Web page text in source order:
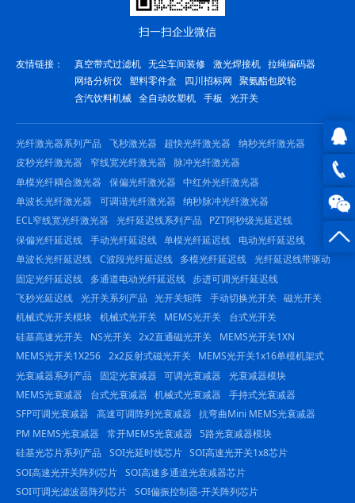
QQ在
线咨
0816
扫一扫企业微信
友情链接： 真空带式过滤机 无尘车间装修 激光焊接机 拉绳编码器
网络分析仪 塑料零件盒 四川招标网
聚氨酯包胶轮
含汽饮料机械 全自动吹塑机 手板 光开关
光纤激光器系列产品 飞秒激光器 超快光纤激光器
纳秒光纤激光器
皮秒光纤激光器
窄线宽光纤激光器
脉冲光纤激光器
单模光纤耦合激光器
保偏光纤激光器 中红外光纤激光器
单波长光纤激光器
可调谐光纤激光器 纳秒脉冲光纤激光器
ECL窄线宽光纤激光器
光纤延迟线系列产品
PZT阿秒级光延迟线
保偏光纤延迟线 手动光纤延迟线 单模光纤延迟线
电动光纤延迟线
单波长光纤延迟线 C波段光纤延迟线 多模光纤延迟线 光纤延迟线带驱动
固定光纤延迟线
多通道电动光纤延迟线 步进可调光纤延迟线
飞秒光延迟线 光开关系列产品 光开关矩阵 手动切换光开关 磁光开关
机械式光开关模块 机械式光开关 MEMS光开关
台式光开关
硅基高速光开关
NS光开关 2x2直通磁光开关
MEMS光开关1XN
MEMS光开关1X256 2x2反射式磁光开关
MEMS光开关1x16单模机架式
光衰减器系列产品
固定光衰减器 可调光衰减器
光衰减器模块
MEMS光衰减器
台式光衰减器 机械式光衰减器
手持式光衰减器
SFP可调光衰减器
高速可调阵列光衰减器 抗弯曲Mini MEMS光衰减器
PM MEMS光衰减器
常开MEMS光衰减器 5路光衰减器模块
硅基光芯片系列产品
SOI光延时线芯片 SOI高速光开关1x8芯片
SOI高速光开关阵列芯片 SOI高速多通道光衰减器芯片
SOI可调光滤波器阵列芯片 SOI偏振控制器-开关阵列芯片